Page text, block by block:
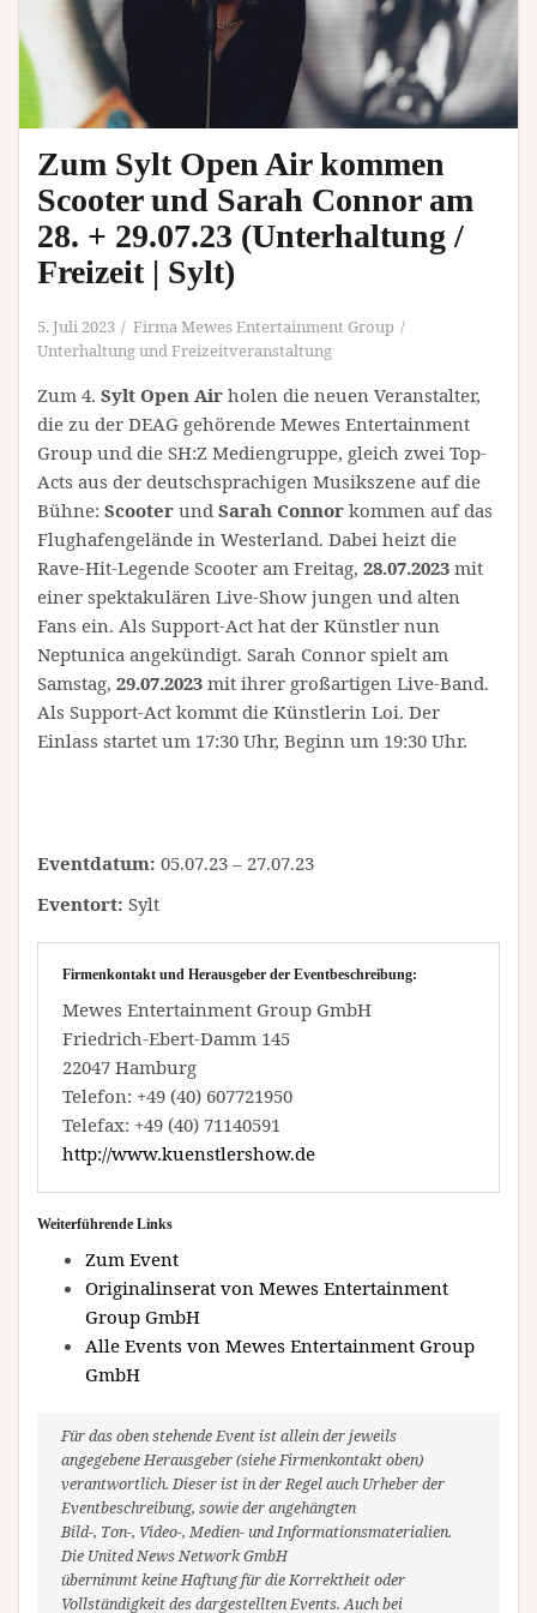
Zum Sylt Open Air kommen
Scooter und Sarah Connor am
28. + 29.07.23 (Unterhaltung /
Freizeit | Sylt)
5. Juli 2023
Firma Mewes Entertainment Group
Unterhaltung und Freizeitveranstaltung
Zum 4. Sylt Open Air holen die neuen Veranstalter,
die zu der DEAG gehörende Mewes Entertainment
Group und die SH:Z Mediengruppe, gleich zwei Top-
Acts aus der deutschsprachigen Musikszene auf die
Bühne: Scooter und Sarah Connor kommen auf das
Flughafengelände in Westerland. Dabei heizt die
Rave-Hit-Legende Scooter am Freitag, 28.07.2023 mit
einer spektakulären Live-Show jungen und alten
Fans ein. Als Support-Act hat der Künstler nun
Neptunica angekündigt. Sarah Connor spielt am
Samstag, 29.07.2023 mit ihrer großartigen Live-Band.
Als Support-Act kommt die Künstlerin Loi. Der
Einlass startet um 17:30 Uhr, Beginn um 19:30 Uhr.
Eventdatum: 05.07.23 – 27.07.23
Eventort: Sylt
Firmenkontakt und Herausgeber der Eventbeschreibung:
Mewes Entertainment Group GmbH
Friedrich-Ebert-Damm 145
22047 Hamburg
Telefon: +49 (40) 607721950
Telefax: +49 (40) 71140591
http://www.kuenstlershow.de
Weiterführende Links
Zum Event
Originalinserat von Mewes Entertainment
Group GmbH
Alle Events von Mewes Entertainment Group
GmbH
Für das oben stehende Event ist allein der jeweils
angegebene Herausgeber (siehe Firmenkontakt oben)
verantwortlich. Dieser ist in der Regel auch Urheber der
Eventbeschreibung, sowie der angehängten
Bild-, Ton-, Video-, Medien- und Informationsmaterialien.
Die United News Network GmbH
übernimmt keine Haftung für die Korrektheit oder
Vollständigkeit des dargestellten Events. Auch bei